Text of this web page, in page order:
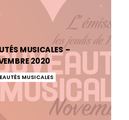
MUSICALES –
2020
MUSICALES